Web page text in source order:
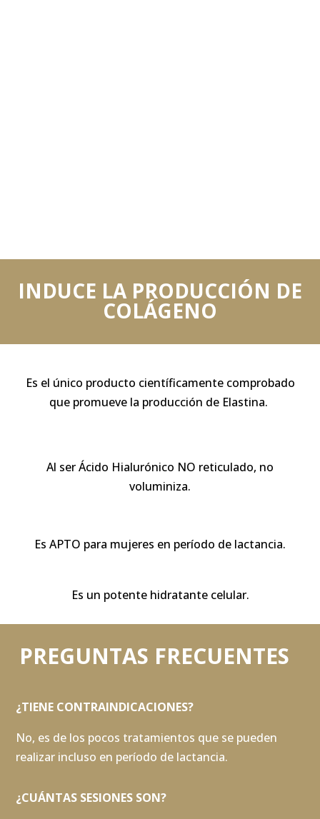
INDUCE LA PRODUCCIÓN DE
COLÁGENO
Es el único producto científicamente comprobado
que promueve la producción de Elastina.
Al ser Ácido Hialurónico NO reticulado, no
voluminiza.
Es APTO para mujeres en período de lactancia.
Es un potente hidratante celular.
PREGUNTAS FRECUENTES
¿TIENE CONTRAINDICACIONES?
No, es de los pocos tratamientos que se pueden
realizar incluso en período de lactancia.
¿CUÁNTAS SESIONES SON?